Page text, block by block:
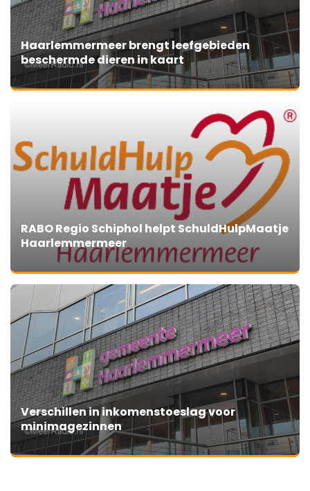
Haarlemmermeer brengt leefgebieden
beschermde dieren in kaart
RABO Regio Schiphol helpt SchuldHulpMaatje
Haarlemmermeer
Verschillen in inkomenstoeslag voor
minimagezinnen